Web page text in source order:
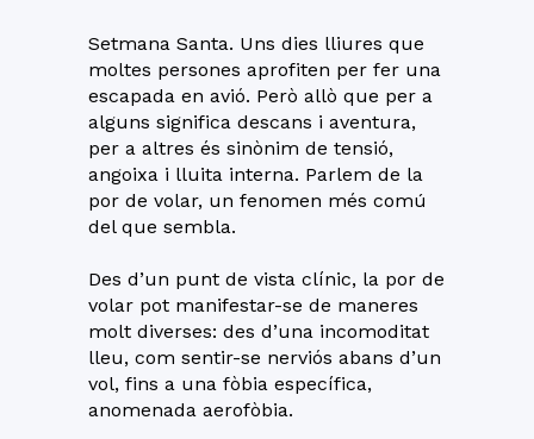
Setmana Santa. Uns dies lliures que
moltes persones aprofiten per fer una
escapada en avió. Però allò que per a
alguns significa descans i aventura,
per a altres és sinònim de tensió,
angoixa i lluita interna. Parlem de la
por de volar, un fenomen més comú
del que sembla.
Des d’un punt de vista clínic, la por de
volar pot manifestar-se de maneres
molt diverses: des d’una incomoditat
lleu, com sentir-se nerviós abans d’un
vol, fins a una fòbia específica,
anomenada aerofòbia.